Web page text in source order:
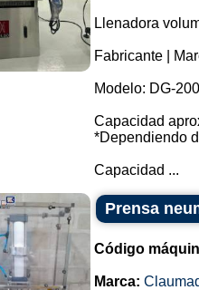
Llenadora
Fabricante |
Modelo: DG-
Capacidad
*Dependiendo
Capacidad ...
Prensa
Código
Marca: